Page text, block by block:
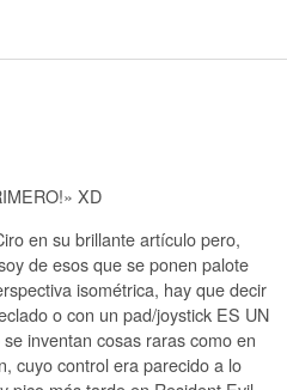
XD
en su brillante artículo pero,
de esos que se ponen palote
isométrica, hay que decir
o con un pad/joystick ES UN
inventan cosas raras como en
cuyo control era parecido a lo